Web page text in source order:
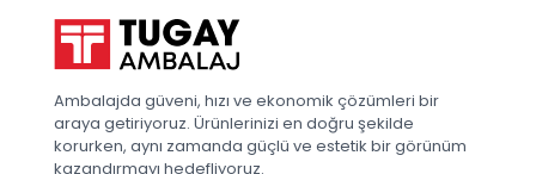
Ambalajda güveni, hızı ve ekonomik çözümleri bir
araya getiriyoruz. Ürünlerinizi en doğru şekilde
korurken, aynı zamanda güçlü ve estetik bir görünüm
kazandırmayı hedefliyoruz.